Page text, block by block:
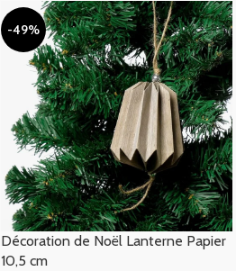
-49%
Décoration de Noël Lanterne Papier
10,5 cm